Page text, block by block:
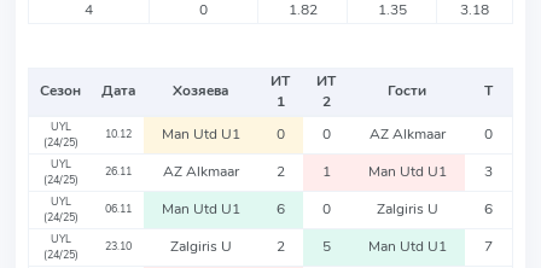
4
0 1.82 1.35 3.18
Сезон Дата Хозяева
ИТ
1
ИТ
2
Гости Т
UYL
(24/25)
10.12 Man Utd U1 0 0 AZ Alkmaar 0
UYL
(24/25)
26.11 AZ Alkmaar 2 1 Man Utd U1 3
UYL
(24/25)
06.11 Man Utd U1 6 0 Zalgiris U 6
UYL
(24/25)
23.10 Zalgiris U 2 5 Man Utd U1 7